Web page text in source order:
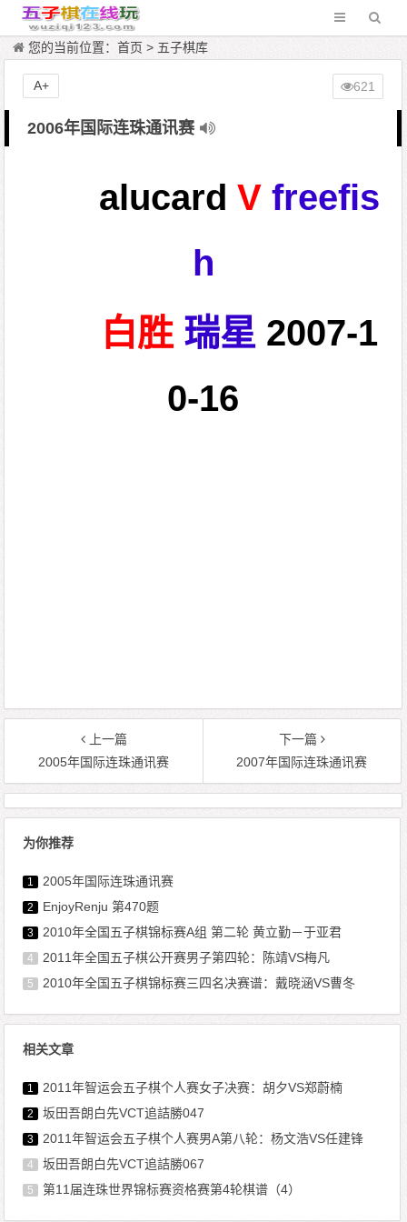
您的当前位置：首页 > 五子棋库
2006年国际连珠通讯赛
alucard V freefis
h
白胜 瑞星 2007-1
0-16
621
A+
上一篇
2005年国际连珠通讯赛
下一篇
2007年国际连珠通讯赛
为你推荐
1 2005年国际连珠通讯赛
2 EnjoyRenju 第470题
3 2010年全国五子棋锦标赛A组 第二轮 黄立勤－于亚君
4 2011年全国五子棋公开赛男子第四轮：陈靖VS梅凡
5 2010年全国五子棋锦标赛三四名决赛谱：戴晓涵VS曹冬
相关文章
1 2011年智运会五子棋个人赛女子决赛：胡夕VS郑蔚楠
2 坂田吾朗白先VCT追詰勝047
3 2011年智运会五子棋个人赛男A第八轮：杨文浩VS任建锋
4 坂田吾朗白先VCT追詰勝067
5 第11届连珠世界锦标赛资格赛第4轮棋谱（4）